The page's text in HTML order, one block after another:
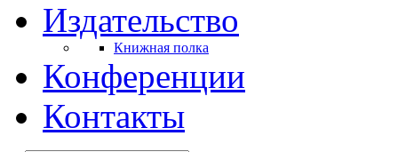
Издательство
Книжная полка
Конференции
Контакты